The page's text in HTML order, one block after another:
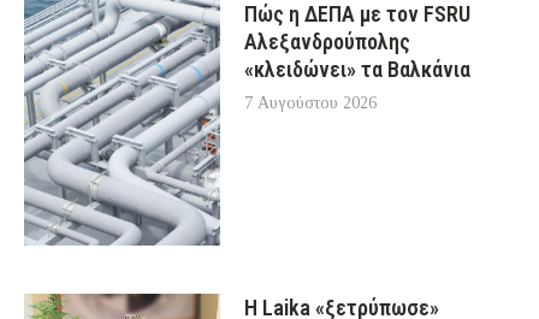
Πώς η ΔΕΠΑ με τον FSRU
Αλεξανδρούπολης
«κλειδώνει» τα Βαλκάνια
7 Αυγούστου 2026
Η Laika «ξετρύπωσε»